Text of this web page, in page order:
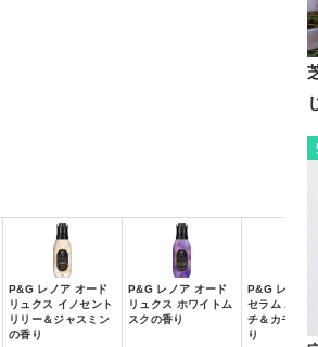
P&G レノア オード
リュクス イノセント
リリー＆ジャスミン
の香り
P&G レノア オード
リュクス ホワイトム
スクの香り
P&G レノア
セラム ホワイ
チ＆カモミー
り